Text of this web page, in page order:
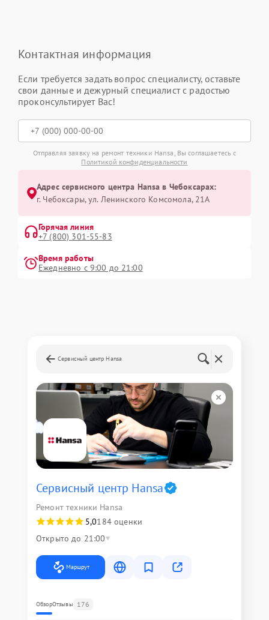
Контактная информация
Если требуется задать вопрос специалисту, оставьте
свои данные и дежурный специалист с радостью
проконсультирует Вас!
Отправляя заявку на ремонт техники Hansa, Вы соглашаетесь с
Политикой конфиденциальности
Адрес сервисного центра Hansa в Чебоксарах:
г. Чебоксары, ул. Ленинского Комсомола, 21А
Горячая линия
+7 (800) 301-55-83
Время работы
Ежедневно с 9:00 до 21:00
Сервисный центр Hansa
Сервисный центр Hansa
Ремонт техники Hansa
5,0184 оценки
Открыто до 21:00
Маршрут
ОбзорОтзывы 176